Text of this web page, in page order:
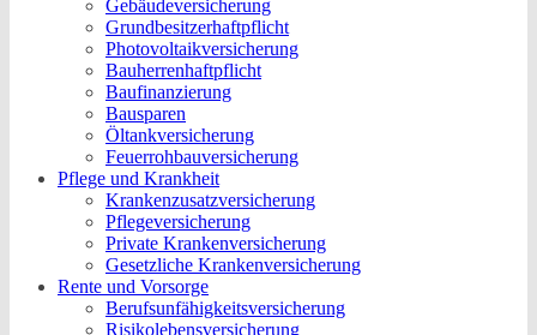
Gebäudeversicherung
Grundbesitzerhaftpflicht
Photovoltaikversicherung
Bauherrenhaftpflicht
Baufinanzierung
Bausparen
Öltankversicherung
Feuerrohbauversicherung
Pflege und Krankheit
Krankenzusatzversicherung
Pflegeversicherung
Private Krankenversicherung
Gesetzliche Krankenversicherung
Rente und Vorsorge
Berufs­unfähigkeitsversicherung
Risikolebensversicherung